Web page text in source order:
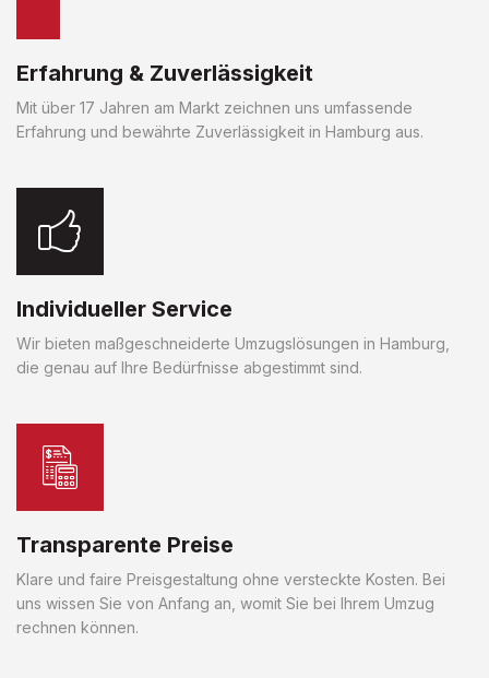
Erfahrung & Zuverlässigkeit
Mit über 17 Jahren am Markt zeichnen uns umfassende
Erfahrung und bewährte Zuverlässigkeit in Hamburg aus.
Individueller Service
Wir bieten maßgeschneiderte Umzugslösungen in Hamburg,
die genau auf Ihre Bedürfnisse abgestimmt sind.
Transparente Preise
Klare und faire Preisgestaltung ohne versteckte Kosten. Bei
uns wissen Sie von Anfang an, womit Sie bei Ihrem Umzug
rechnen können.